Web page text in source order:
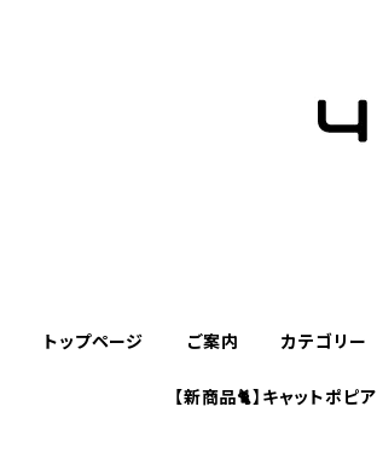
トップページ ご案内 カテゴリー
【新商品🐈】キャットポピア